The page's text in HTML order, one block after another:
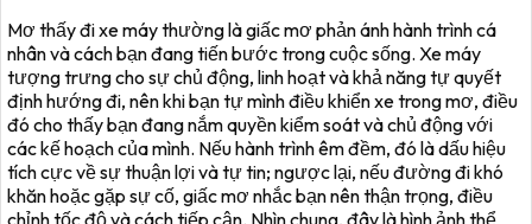
Mơ thấy đi xe máy thường là giấc mơ phản ánh hành trình cá
nhân và cách bạn đang tiến bước trong cuộc sống. Xe máy
tượng trưng cho sự chủ động, linh hoạt và khả năng tự quyết
định hướng đi, nên khi bạn tự mình điều khiển xe trong mơ, điều
đó cho thấy bạn đang nắm quyền kiểm soát và chủ động với
các kế hoạch của mình. Nếu hành trình êm đềm, đó là dấu hiệu
tích cực về sự thuận lợi và tự tin; ngược lại, nếu đường đi khó
khăn hoặc gặp sự cố, giấc mơ nhắc bạn nên thận trọng, điều
chỉnh tốc độ và cách tiếp cận. Nhìn chung, đây là hình ảnh thể